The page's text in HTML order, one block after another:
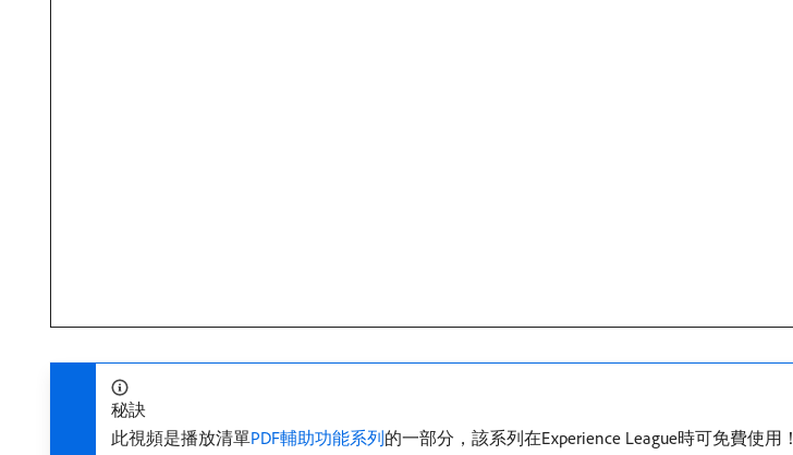
秘訣
此視頻是播放清單PDF輔助功能系列的一部分，該系列在Experience League時可免費使用！